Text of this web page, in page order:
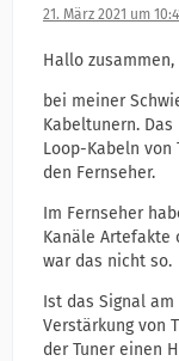
21. März 2021 um
Hallo zusammen,
bei meiner
Kabeltunern.
Loop-Kabeln von
den Fernseher.
Im Fernseher
Kanäle Artefakte
war das nicht so.
Ist das Signal
Verstärkung von
der Tuner einen